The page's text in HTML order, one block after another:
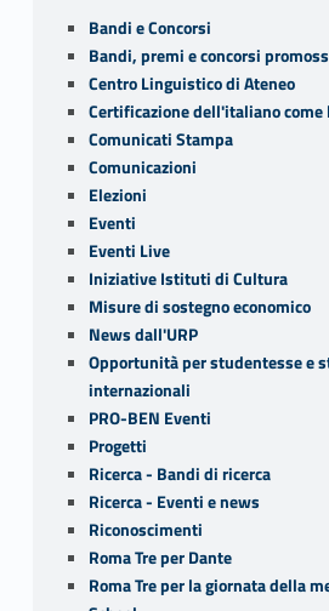
Sidebar
Bandi e Concorsi
Bandi, premi e concorsi
Centro Linguistico di Ateneo
Certificazione dell'italiano
Comunicati Stampa
Comunicazioni
Elezioni
Eventi
Eventi Live
Iniziative Istituti di Cultura
Misure di sostegno economico
News dall'URP
Opportunità per studentesse e
internazionali
PRO-BEN Eventi
Progetti
Ricerca - Bandi di ricerca
Ricerca - Eventi e news
Riconoscimenti
Roma Tre per Dante
Roma Tre per la giornata della